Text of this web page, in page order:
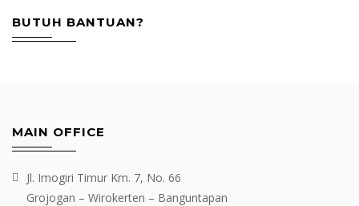
BUTUH BANTUAN?
MAIN OFFICE
Jl. Imogiri Timur Km. 7, No. 66
Grojogan – Wirokerten – Banguntapan